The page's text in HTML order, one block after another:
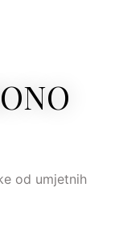
od umjetnih